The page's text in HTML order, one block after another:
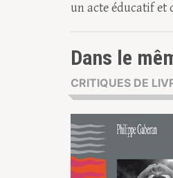
un acte éducatif et
Dans le
CRITIQUES DE